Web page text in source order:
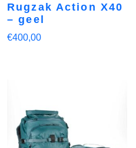
Rugzak Action X40
– geel
€400,00